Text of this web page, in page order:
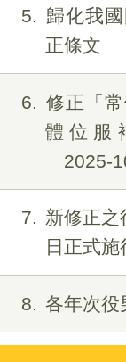
5
歸化我
正條文
6
修正「
體位服
2025-
7
新修正之
日正式施
8 各年次役